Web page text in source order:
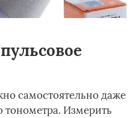
самостоятельно даже
Измерить